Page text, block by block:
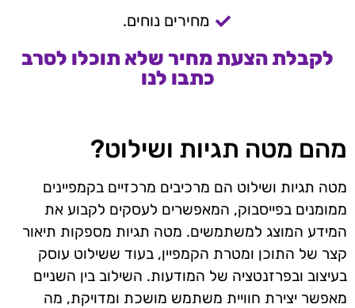
מחירים נוחים.
לקבלת הצעת מחיר שלא תוכלו לסרב
כתבו לנו
מהם מטה תגיות ושילוט?
מטה תגיות ושילוט הם מרכיבים מרכזיים בקמפיינים
ממומנים בפייסבוק, המאפשרים לעסקים לקבוע את
המידע המוצג למשתמשים. מטה תגיות מספקות תיאור
קצר של התוכן ומטרת הקמפיין, בעוד ששילוט עוסק
בעיצוב ובפרזנטציה של המודעות. השילוב בין השניים
מאפשר יצירת חוויית משתמש מושכת ומדויקת, מה